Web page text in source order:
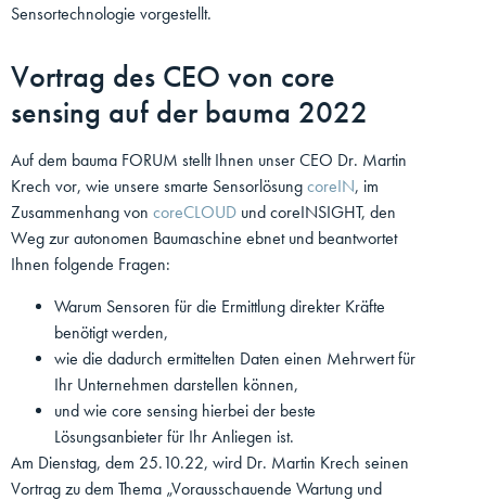
Sensortechnologie vorgestellt.
Vortrag des CEO von core
sensing auf der bauma 2022
Auf dem bauma FORUM stellt Ihnen unser CEO Dr. Martin
Krech vor, wie unsere smarte Sensorlösung coreIN, im
Zusammenhang von coreCLOUD und coreINSIGHT, den
Weg zur autonomen Baumaschine ebnet und beantwortet
Ihnen folgende Fragen:
Warum Sensoren für die Ermittlung direkter Kräfte
benötigt werden,
wie die dadurch ermittelten Daten einen Mehrwert für
Ihr Unternehmen darstellen können,
und wie core sensing hierbei der beste
Lösungsanbieter für Ihr Anliegen ist.
Am Dienstag, dem 25.10.22, wird Dr. Martin Krech seinen
Vortrag zu dem Thema „Vorausschauende Wartung und